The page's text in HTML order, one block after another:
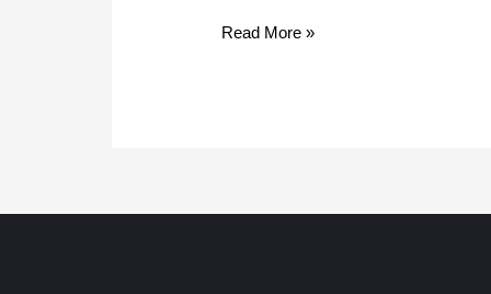
Read More »